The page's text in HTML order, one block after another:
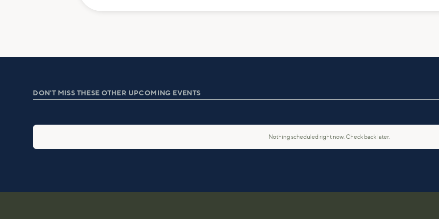
DON'T MISS THESE OTHER UPCOMING EVENTS
Nothing scheduled right now. Check back later.